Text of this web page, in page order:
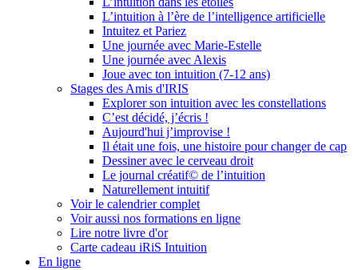
L’intuition à l’ère de l’intelligence artificielle
Intuitez et Pariez
Une journée avec Marie-Estelle
Une journée avec Alexis
Joue avec ton intuition (7-12 ans)
Stages des Amis d'IRIS
Explorer son intuition avec les constellations
C’est décidé, j’écris !
Aujourd'hui j’improvise !
Il était une fois, une histoire pour changer de cap
Dessiner avec le cerveau droit
Le journal créatif© de l’intuition
Naturellement intuitif
Voir le calendrier complet
Voir aussi nos formations en ligne
Lire notre livre d'or
Carte cadeau iRiS Intuition
En ligne